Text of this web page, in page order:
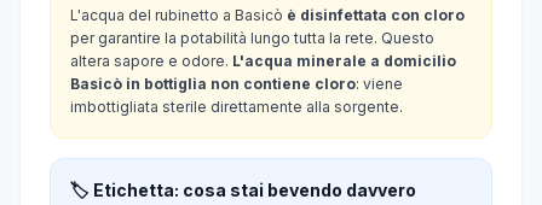
L'acqua del rubinetto a Basicò è disinfettata con cloro
per garantire la potabilità lungo tutta la rete. Questo
altera sapore e odore. L'acqua minerale a domicilio
Basicò in bottiglia non contiene cloro: viene
imbottigliata sterile direttamente alla sorgente.
🏷️ Etichetta: cosa stai bevendo davvero